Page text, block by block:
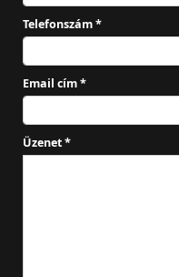
Telefonszám *
Email cím *
Üzenet *